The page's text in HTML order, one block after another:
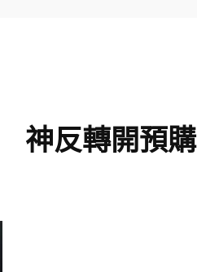
神反轉開預購